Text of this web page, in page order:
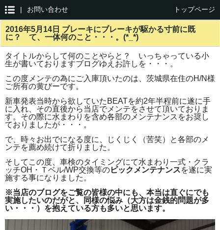
| お問い合わせ トップページ
2016年5月14日 ブレーキにブレーキが駆かる寸前に既
に？ て、一体何のこと・・・。(*_*)
タイトルからして何のことやらと？ いっちゃっている小
生が書いておりますブログゆえお許しを・・・。
この度メンテの為にご入庫頂いたのは、茨城県在住のH/N様
ご所有の黄びーです。
新車発表当時から欲していたBEATを約2年半程前に遂に手
に入れ、その直後から当店でメンテをさせて頂いておりま
す。その際に水まわりを含め各部のメンテナンスをお奨し
ておりましたが・・・。
で、時々お出でになる度に、じくじく（苦笑）と各部のメ
ンテを薦め続けて折りました。
そしてこの度、車検のタイミングにて水まわり一式・クラ
ッチOH・Ｔベル/WP交換等のビックメンテナンスを遂に実
施する事になりました。
※当店のブログをご覧の皆様の中にも、本当は直ぐにでも
実施したいのだがと、同様の悩み（大方は金銭的問題が多
い・・・）を抱えている方も多いと思います。